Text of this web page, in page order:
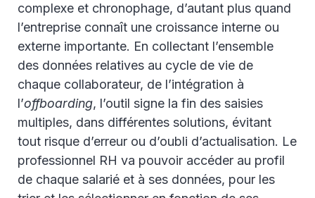
complexe et chronophage, d’autant plus quand
l’entreprise connaît une croissance interne ou
externe importante. En collectant l’ensemble
des données relatives au cycle de vie de
chaque collaborateur, de l’intégration à
l’offboarding, l’outil signe la fin des saisies
multiples, dans différentes solutions, évitant
tout risque d’erreur ou d’oubli d’actualisation. Le
professionnel RH va pouvoir accéder au profil
de chaque salarié et à ses données, pour les